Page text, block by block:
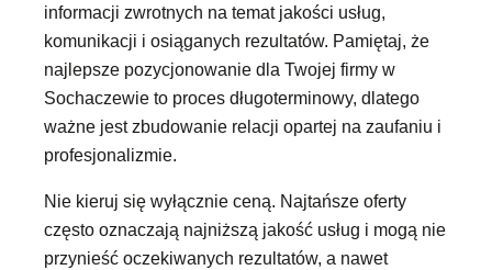
informacji zwrotnych na temat jakości usług,
komunikacji i osiąganych rezultatów. Pamiętaj, że
najlepsze pozycjonowanie dla Twojej firmy w
Sochaczewie to proces długoterminowy, dlatego
ważne jest zbudowanie relacji opartej na zaufaniu i
profesjonalizmie.
Nie kieruj się wyłącznie ceną. Najtańsze oferty
często oznaczają najniższą jakość usług i mogą nie
przynieść oczekiwanych rezultatów, a nawet